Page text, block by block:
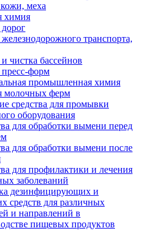
меха
химия
транспорта,
чистка бассейнов
форм
промышленная химия
молочных ферм
средства для промывки
оборудования
для обработки вымени перед
для обработки вымени после
для профилактики и лечения
заболеваний
дезинфицирующих и
средств для различных
и направлений в
пищевых продуктов